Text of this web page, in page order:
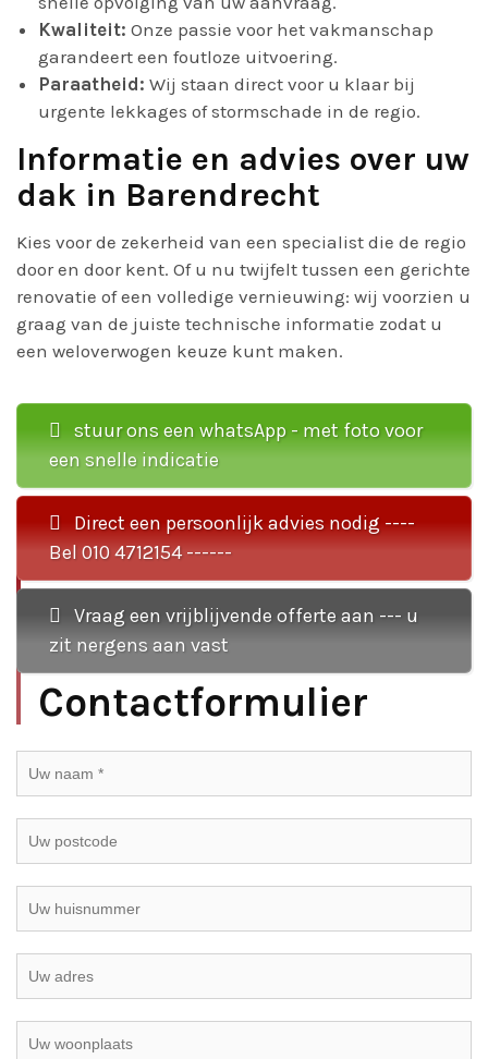
Kwaliteit: Onze passie voor het vakmanschap
garandeert een foutloze uitvoering.
Paraatheid: Wij staan direct voor u klaar bij
urgente lekkages of stormschade in de regio.
Informatie en advies over uw
dak in Barendrecht
Kies voor de zekerheid van een specialist die de regio
door en door kent. Of u nu twijfelt tussen een gerichte
renovatie of een volledige vernieuwing: wij voorzien u
graag van de juiste technische informatie zodat u
een weloverwogen keuze kunt maken.
stuur ons een whatsApp - met foto voor
een snelle indicatie
Direct een persoonlijk advies nodig ----
Bel 010 4712154 ------
Vraag een vrijblijvende offerte aan --- u
zit nergens aan vast
Contactformulier